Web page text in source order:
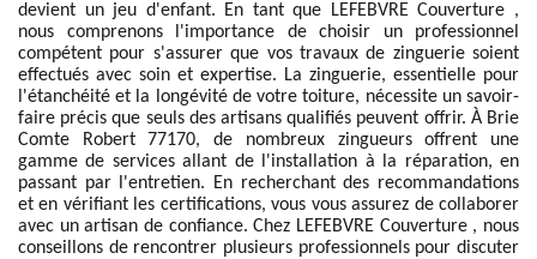
devient un jeu d'enfant. En tant que LEFEBVRE Couverture ,
nous comprenons l'importance de choisir un professionnel
compétent pour s'assurer que vos travaux de zinguerie soient
effectués avec soin et expertise. La zinguerie, essentielle pour
l'étanchéité et la longévité de votre toiture, nécessite un savoir-
faire précis que seuls des artisans qualifiés peuvent offrir. À Brie
Comte Robert 77170, de nombreux zingueurs offrent une
gamme de services allant de l'installation à la réparation, en
passant par l'entretien. En recherchant des recommandations
et en vérifiant les certifications, vous vous assurez de collaborer
avec un artisan de confiance. Chez LEFEBVRE Couverture , nous
conseillons de rencontrer plusieurs professionnels pour discuter